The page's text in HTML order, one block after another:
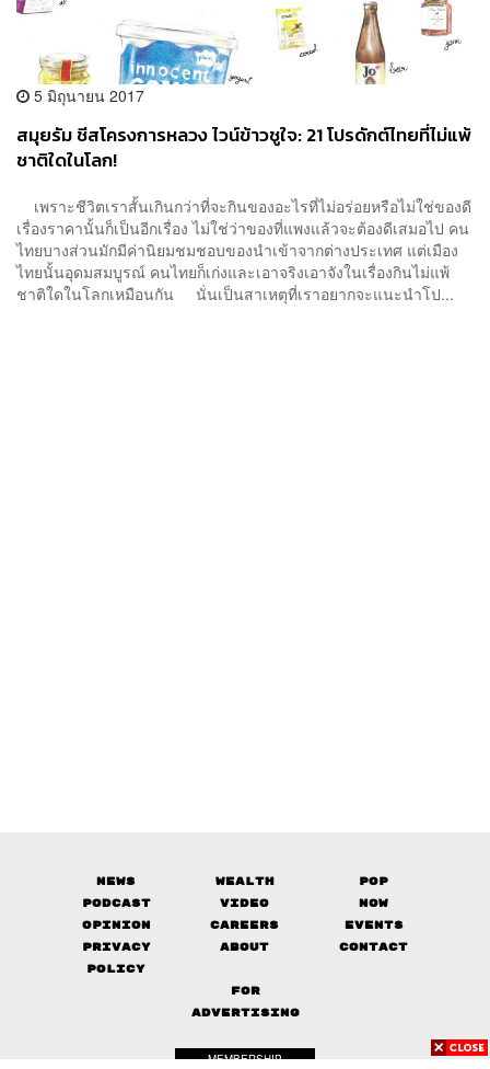
5 มิถุนายน 2017
สมุยรัม ชีสโครงการหลวง ไวน์ข้าวชูใจ: 21 โปรดักต์ไทยที่ไม่แพ้
ชาติใดในโลก!
เพราะชีวิตเราสั้นเกินกว่าที่จะกินของอะไรที่ไม่อร่อยหรือไม่ใช่ของดี
เรื่องราคานั้นก็เป็นอีกเรื่อง ไม่ใช่ว่าของที่แพงแล้วจะต้องดีเสมอไป คน
ไทยบางส่วนมักมีค่านิยมชมชอบของนำเข้าจากต่างประเทศ แต่เมือง
ไทยนั้นอุดมสมบูรณ์ คนไทยก็เก่งและเอาจริงเอาจังในเรื่องกินไม่แพ้
ชาติใดในโลกเหมือนกัน นั่นเป็นสาเหตุที่เราอยากจะแนะนำโป...
News Wealth
Pop
Podcast
Video
Now
Opinion
Careers
Events
Privacy
Policy
About Contact
FOR
ADVERTISING
MEMBERSHIP